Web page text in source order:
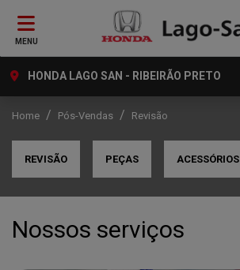
MENU
HONDA LAGO SAN - RIBEIRÃO PRETO
Home Pós-Vendas Revisão
REVISÃO PEÇAS ACESSÓRIOS
Nossos serviços